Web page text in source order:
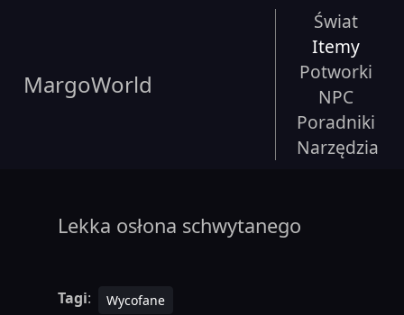
MargoWorld
Świat
Itemy
Potworki
NPC
Poradniki
Narzędzia
Lekka osłona schwytanego
Tagi: Wycofane